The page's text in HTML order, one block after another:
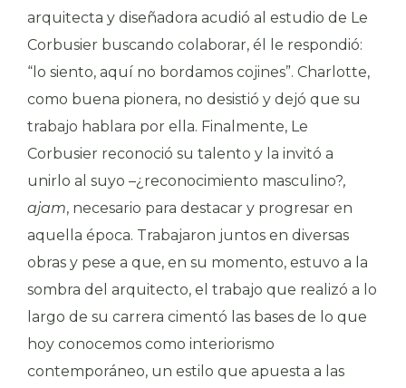
arquitecta y diseñadora acudió al estudio de Le
Corbusier buscando colaborar, él le respondió:
“lo siento, aquí no bordamos cojines”. Charlotte,
como buena pionera, no desistió y dejó que su
trabajo hablara por ella. Finalmente, Le
Corbusier reconoció su talento y la invitó a
unirlo al suyo –¿reconocimiento masculino?,
ajam, necesario para destacar y progresar en
aquella época. Trabajaron juntos en diversas
obras y pese a que, en su momento, estuvo a la
sombra del arquitecto, el trabajo que realizó a lo
largo de su carrera cimentó las bases de lo que
hoy conocemos como interiorismo
contemporáneo, un estilo que apuesta a las